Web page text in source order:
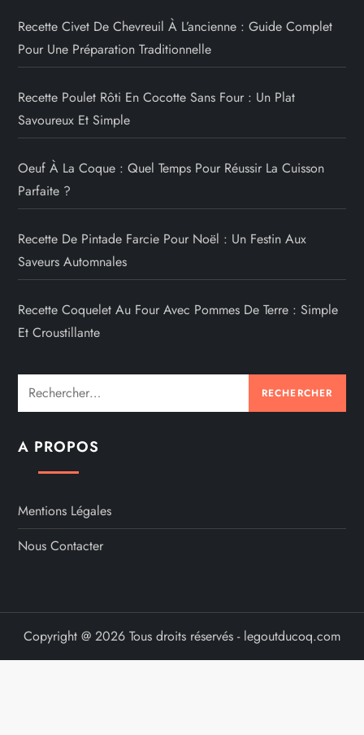
Recette Civet De Chevreuil À L’ancienne : Guide Complet
Pour Une Préparation Traditionnelle
Recette Poulet Rôti En Cocotte Sans Four : Un Plat
Savoureux Et Simple
Oeuf À La Coque : Quel Temps Pour Réussir La Cuisson
Parfaite ?
Recette De Pintade Farcie Pour Noël : Un Festin Aux
Saveurs Automnales
Recette Coquelet Au Four Avec Pommes De Terre : Simple
Et Croustillante
Rechercher :
A PROPOS
Mentions Légales
Nous Contacter
Copyright @ 2026 Tous droits réservés - legoutducoq.com